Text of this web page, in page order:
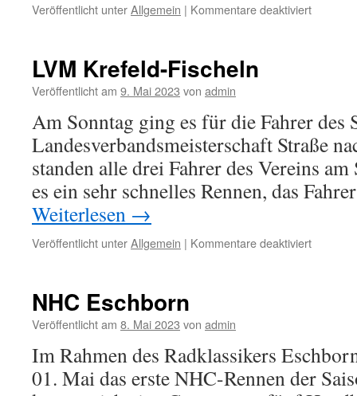
Veröffentlicht unterAllgemein | Kommentare deaktiviert
LVM Krefeld-Fischeln
Veröffentlicht am 9. Mai 2023 von admin
Am Sonntag ging es für die Fahrer des
Landesverbandsmeisterschaft Straße
standen alle drei Fahrer des Vereins
es ein sehr schnelles Rennen, das
Weiterlesen →
Veröffentlicht unterAllgemein | Kommentare deaktiviert
NHC Eschborn
Veröffentlicht am 8. Mai 2023 von admin
Im Rahmen des Radklassikers
01. Mai das erste NHC-Rennen der